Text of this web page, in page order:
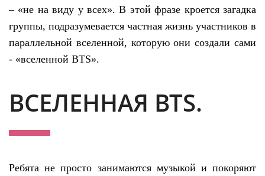
– «не на виду у всех». В этой фразе кроется загадка
группы, подразумевается частная жизнь участников в
параллельной вселенной, которую они создали сами
- «вселенной BTS».
ВСЕЛЕННАЯ BTS.
Ребята не просто занимаются музыкой и покоряют